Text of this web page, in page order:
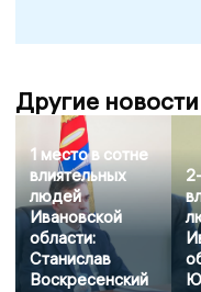
Другие
1 место в сотне
влиятельных
людей
Ивановской
области:
Станислав
Воскресенский